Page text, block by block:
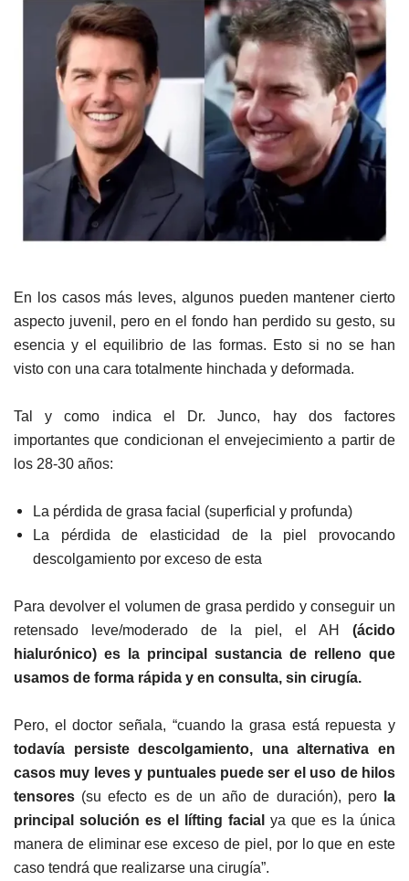
En los casos más leves, algunos pueden mantener cierto
aspecto juvenil, pero en el fondo han perdido su gesto, su
esencia y el equilibrio de las formas. Esto si no se han
visto con una cara totalmente hinchada y deformada.
Tal y como indica el Dr. Junco, hay dos factores
importantes que condicionan el envejecimiento a partir de
los 28-30 años:
La pérdida de grasa facial (superficial y profunda)
La pérdida de elasticidad de la piel provocando
descolgamiento por exceso de esta
Para devolver el volumen de grasa perdido y conseguir un
retensado leve/moderado de la piel, el AH
(ácido
hialurónico) es la principal sustancia de relleno que
usamos de forma rápida y en consulta, sin cirugía.
Pero, el doctor señala, “cuando la grasa está repuesta y
todavía persiste descolgamiento, una alternativa en
casos muy leves y puntuales puede ser el uso de hilos
tensores (su efecto es de un año de duración), pero
la
principal solución es el lífting facial ya que es la única
manera de eliminar ese exceso de piel, por lo que en este
caso tendrá que realizarse una cirugía”.